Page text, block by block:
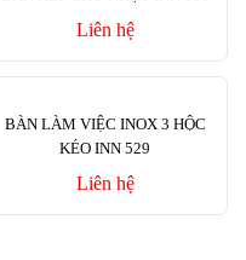
Liên hệ
BÀN LÀM VIỆC INOX 3 HỘC
KÉO INN 529
Liên hệ